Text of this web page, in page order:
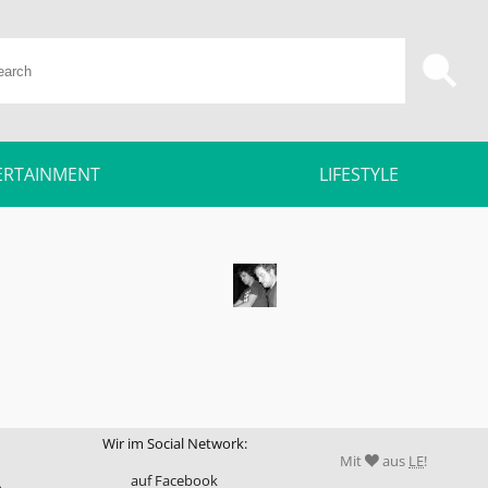
LIFESTYLE
Wir im Social Network:
auf Facebook
Mit aus LE!